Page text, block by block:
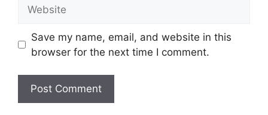
Save my name, email, and website in this
browser for the next time I comment.